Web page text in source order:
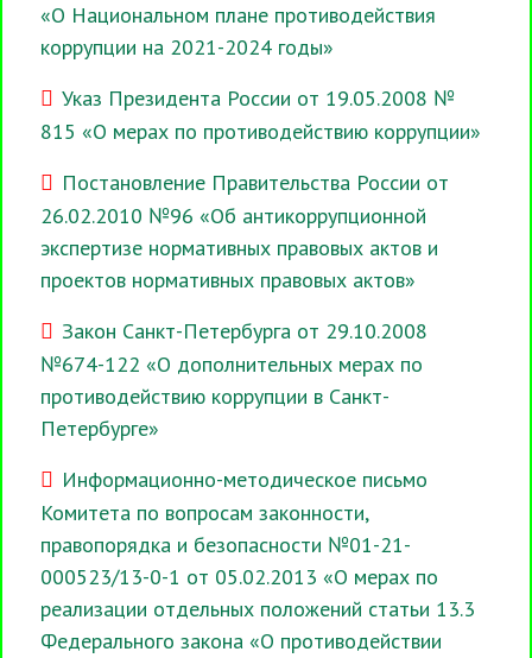
«О Национальном плане противодействия
коррупции на 2021-2024 годы»
Указ Президента России от 19.05.2008 №
815 «О мерах по противодействию коррупции»
Постановление Правительства России от
26.02.2010 №96 «Об антикоррупционной
экспертизе нормативных правовых актов и
проектов нормативных правовых актов»
Закон Санкт-Петербурга от 29.10.2008
№674-122 «О дополнительных мерах по
противодействию коррупции в Санкт-
Петербурге»
Информационно-методическое письмо
Комитета по вопросам законности,
правопорядка и безопасности №01-21-
000523/13-0-1 от 05.02.2013 «О мерах по
реализации отдельных положений статьи 13.3
Федерального закона «О противодействии